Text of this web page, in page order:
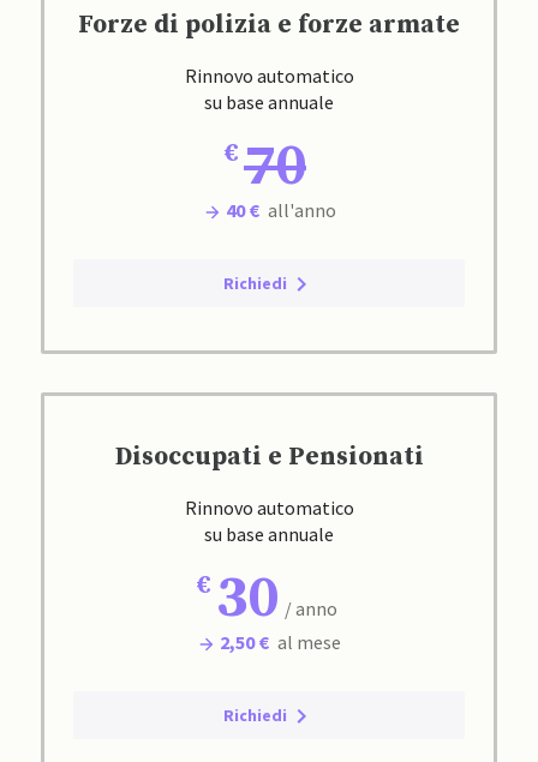
Forze di polizia e forze armate
Rinnovo automatico
su base annuale
70
40 € all'anno
Richiedi
Disoccupati e Pensionati
Rinnovo automatico
su base annuale
30 / anno
2,50 € al mese
Richiedi